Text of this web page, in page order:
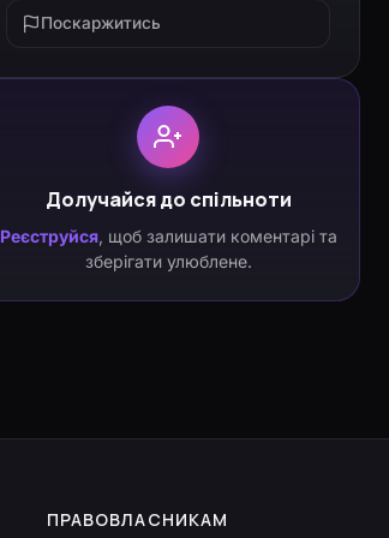
Поскаржитись
Долучайся до спільноти
Реєструйся, щоб залишати коментарі та
зберігати улюблене.
ПРАВОВЛАСНИКАМ